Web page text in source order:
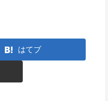
はてブ